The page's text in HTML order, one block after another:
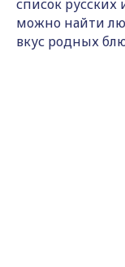
список русских
можно найти
вкус родных